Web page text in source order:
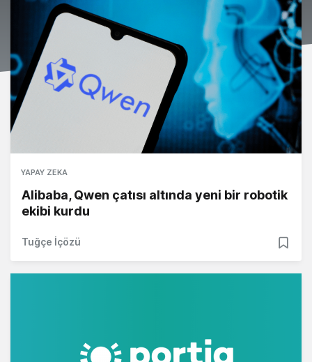
YAPAY ZEKA
Alibaba, Qwen çatısı altında yeni bir robotik
ekibi kurdu
Tuğçe İçözü